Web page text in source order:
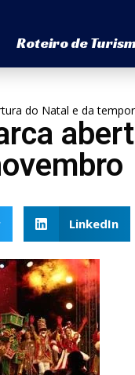
Roteiro de
do Natal e da
LinkedIn